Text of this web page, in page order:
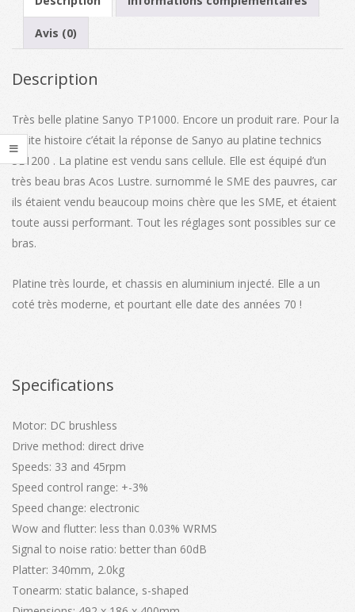
Avis (0)
Description
Très belle platine Sanyo TP1000. Encore un produit rare. Pour la
petite histoire c’était la réponse de Sanyo au platine technics
SL1200 . La platine est vendu sans cellule. Elle est équipé d’un
très beau bras Acos Lustre. surnommé le SME des pauvres, car
ils étaient vendu beaucoup moins chère que les SME, et étaient
toute aussi performant. Tout les réglages sont possibles sur ce
bras.
Platine très lourde, et chassis en aluminium injecté. Elle a un
coté très moderne, et pourtant elle date des années 70 !
Specifications
Motor: DC brushless
Drive method: direct drive
Speeds: 33 and 45rpm
Speed control range: +-3%
Speed change: electronic
Wow and flutter: less than 0.03% WRMS
Signal to noise ratio: better than 60dB
Platter: 340mm, 2.0kg
Tonearm: static balance, s-shaped